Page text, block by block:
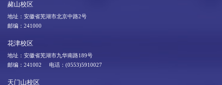
赭山校区
地址：安徽省芜湖市北京中路2号
邮编：241000
花津校区
地址：安徽省芜湖市九华南路189号
邮编：241002 电话：(0553)5910027
天门山校区